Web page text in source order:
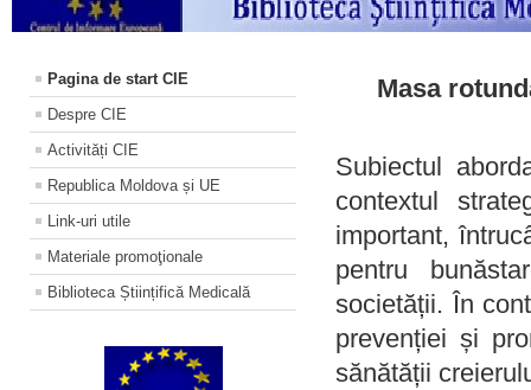
Pagina de start CIE
Despre CIE
Activități CIE
Republica Moldova și UE
Link-uri utile
Materiale promoţionale
Biblioteca Științifică Medicală
Masa
Subiectul
contextul
important,
pentru
societății. În
prevenției și
sănătății